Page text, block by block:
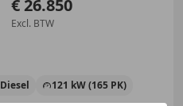
€ 26.850
Excl. BTW
Diesel
121 kW (165 PK)